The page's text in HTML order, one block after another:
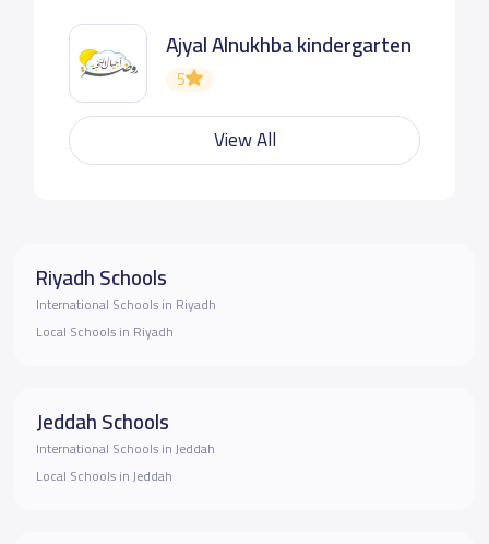
Ajyal Alnukhba kindergarten
5
View All
Riyadh Schools
International Schools in Riyadh
Local Schools in Riyadh
Jeddah Schools
International Schools in Jeddah
Local Schools in Jeddah